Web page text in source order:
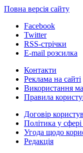
Повна версія сайту
Facebook
Twitter
RSS-стрічки
E-mail розсилка
Контакти
Реклама на сайті
Використання
Правила
Договір
Політика у
Угода щодо
Редакція